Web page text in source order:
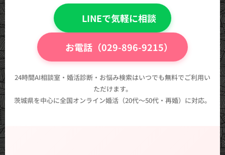
💬 LINEで気軽に相談
📞 お電話（029-896-9215）
24時間AI相談室・婚活診断・お悩み検索はいつでも無料でご利用い
ただけます。
茨城県を中心に全国オンライン婚活（20代〜50代・再婚）に対応。